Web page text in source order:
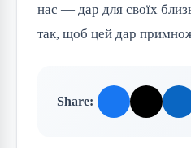
нас — дар для своїх
так, щоб цей дар
Share: